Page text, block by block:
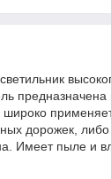
дорожек,
Имеет пыле и